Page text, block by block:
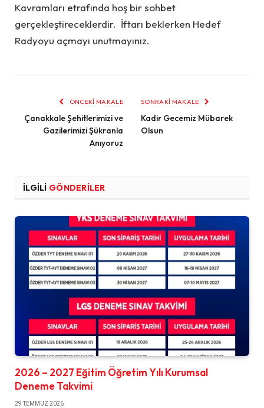
Kavramları etrafında hoş bir sohbet
gerçekleştireceklerdir. İftarı beklerken Hedef
Radyoyu açmayı unutmayınız.
ÖNCEKI MAKALE
Çanakkale Şehitlerimizi ve
Gazilerimizi Şükranla
Anıyoruz
SONRAKI MAKALE
Kadir Gecemiz Mübarek
Olsun
İLGILI GÖNDERILER
2026 – 2027 Eğitim Öğretim Yılı Kurumsal
Deneme Takvimi
29 TEMMUZ 2026